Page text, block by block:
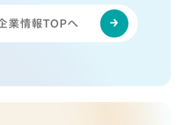
業情報TOPへ